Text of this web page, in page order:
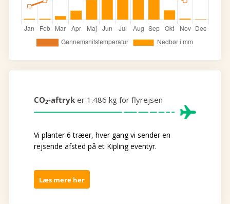
CO2-aftryk er 1.486 kg for flyrejsen
Vi planter 6 træer, hver gang vi sender en
rejsende afsted på et Kipling eventyr.
Læs mere her